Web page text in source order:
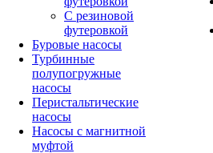
С резиновой
футеровкой
Буровые насосы
Турбинные
полупогружные
насосы
Перистальтические
насосы
Насосы с магнитной
муфтой